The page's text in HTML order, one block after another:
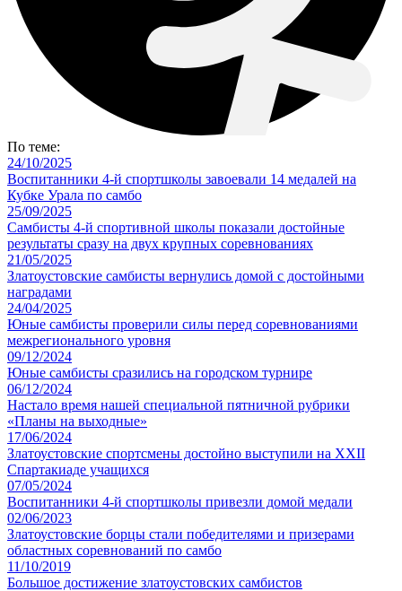
По теме:
24/10/2025
Воспитанники 4-й спортшколы завоевали 14 медалей на
Кубке Урала по самбо
25/09/2025
Самбисты 4-й спортивной школы показали достойные
результаты сразу на двух крупных соревнованиях
21/05/2025
Златоустовские самбисты вернулись домой с достойными
наградами
24/04/2025
Юные самбисты проверили силы перед соревнованиями
межрегионального уровня
09/12/2024
Юные самбисты сразились на городском турнире
06/12/2024
Настало время нашей специальной пятничной рубрики
«Планы на выходные»
17/06/2024
Златоустовские спортсмены достойно выступили на XXII
Спартакиаде учащихся
07/05/2024
Воспитанники 4-й спортшколы привезли домой медали
02/06/2023
Златоустовские борцы стали победителями и призерами
областных соревнований по самбо
11/10/2019
Большое достижение златоустовских самбистов